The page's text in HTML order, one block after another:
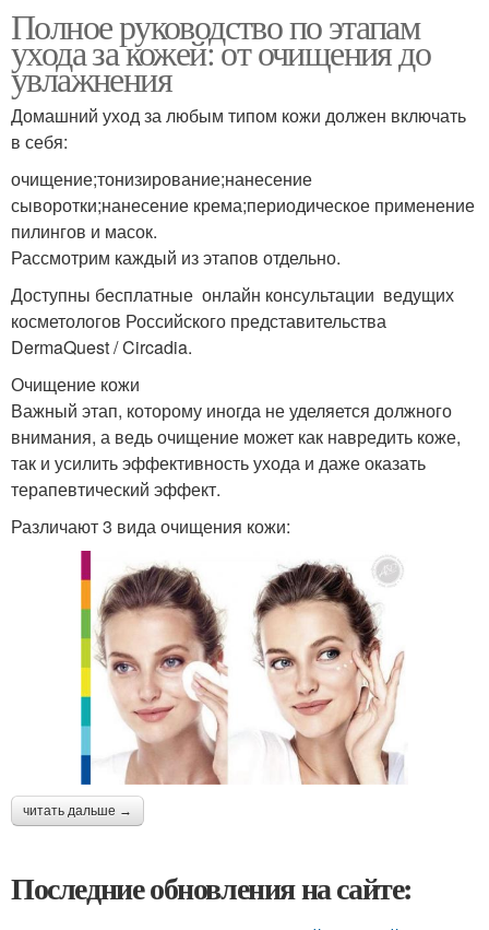
Полное руководство по этапам
ухода за кожей: от очищения до
увлажнения
Домашний уход за любым типом кожи должен включать
в себя:
очищение;тонизирование;нанесение
сыворотки;нанесение крема;периодическое применение
пилингов и масок.
Рассмотрим каждый из этапов отдельно.
Доступны бесплатные онлайн консультации ведущих
косметологов Российского представительства
DermaQuest / Circadia.
Очищение кожи
Важный этап, которому иногда не уделяется должного
внимания, а ведь очищение может как навредить коже,
так и усилить эффективность ухода и даже оказать
терапевтический эффект.
Различают 3 вида очищения кожи:
читать дальше →
Последние обновления на сайте: